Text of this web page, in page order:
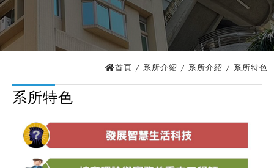
首頁 / 系所介紹 / 系所介紹 / 系所特色
系所特色